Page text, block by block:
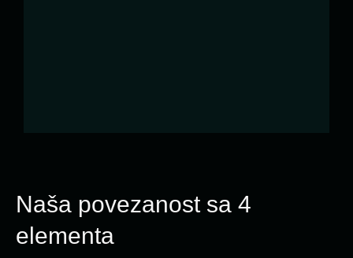
Naša povezanost sa 4
elementa